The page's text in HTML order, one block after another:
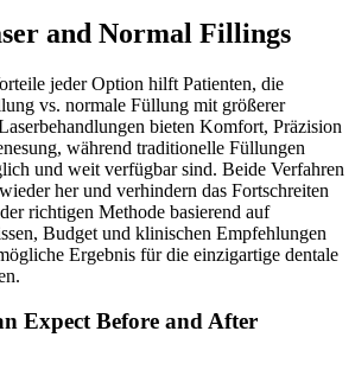
and Normal Fillings
jeder Option hilft Patienten, die
vs. normale Füllung mit größerer
bieten Komfort, Präzision
während traditionelle Füllungen
und weit verfügbar sind. Beide Verfahren
her und verhindern das Fortschreiten
richtigen Methode basierend auf
Budget und klinischen Empfehlungen
Ergebnis für die einzigartige dentale
Expect Before and After